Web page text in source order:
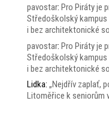
pavostar: Pro Piráty je
Středoškolský
i bez architektonické
pavostar: Pro Piráty je
Středoškolský
i bez architektonické
Lidka: „Nejdřív zaplať,
Litoměřice k seniorům